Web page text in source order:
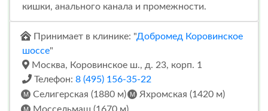
кишки, анального канала и промежности.
Принимает в клинике: "Добромед Коровинское
шоссе"
Москва, Коровинское ш., д. 23, корп. 1
Телефон: 8 (495) 156-35-22
Селигерская (1880 м)
Яхромская (1420 м)